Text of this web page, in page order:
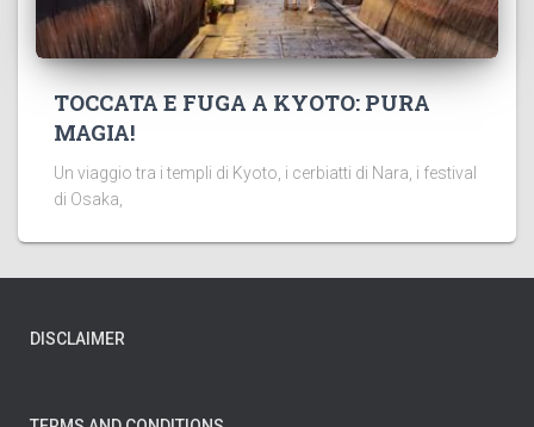
TOCCATA E FUGA A KYOTO: PURA
MAGIA!
Un viaggio tra i templi di Kyoto, i cerbiatti di Nara, i festival
di Osaka,
DISCLAIMER